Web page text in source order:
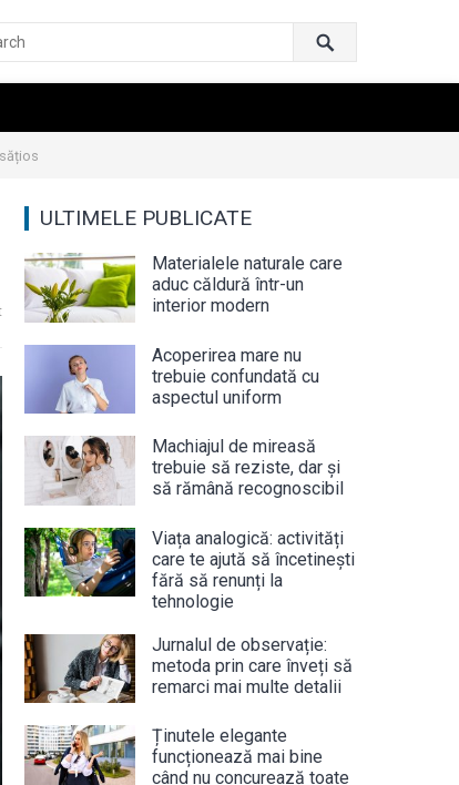
ULTIMELE PUBLICATE
Materialele naturale care
aduc căldură într-un
interior modern
Acoperirea mare nu
trebuie confundată cu
aspectul uniform
Machiajul de mireasă
trebuie să reziste, dar și
să rămână recognoscibil
Viața analogică: activități
care te ajută să încetinești
fără să renunți la
tehnologie
Jurnalul de observație:
metoda prin care înveți să
remarci mai multe detalii
Ținutele elegante
funcționează mai bine
când nu concurează toate